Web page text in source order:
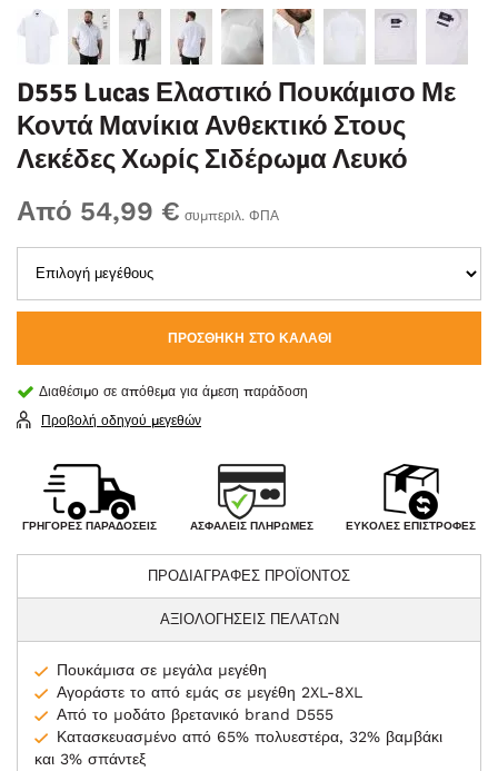
D555 Lucas Ελαστικό Πουκάμισο Με
Κοντά Μανίκια Ανθεκτικό Στους
Λεκέδες Χωρίς Σιδέρωμα Λευκό
Από 54,99 € συμπεριλ. ΦΠΑ
ΠΡΟΣΘΉΚΗ ΣΤΟ ΚΑΛΆΘΙ
Διαθέσιμο σε απόθεμα για άμεση παράδοση
Προβολή οδηγού μεγεθών
ΓΡΉΓΟΡΕΣ ΠΑΡΑΔΌΣΕΙΣ ΑΣΦΑΛΕΊΣ ΠΛΗΡΩΜΈΣ ΕΎΚΟΛΕΣ ΕΠΙΣΤΡΟΦΈΣ
ΠΡΟΔΙΑΓΡΑΦΕΣ ΠΡΟΪΟΝΤΟΣ
ΑΞΙΟΛΟΓΗΣΕΙΣ ΠΕΛΑΤΩΝ
Πουκάμισα σε μεγάλα μεγέθη
Αγοράστε το από εμάς σε μεγέθη 2XL-8XL
Από το μοδάτο βρετανικό brand D555
Κατασκευασμένο από 65% πολυεστέρα, 32% βαμβάκι
και 3% σπάντεξ